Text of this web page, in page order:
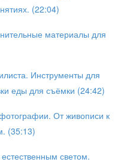
(22:04)
материалы для
Инструменты для
еды для съёмки (24:42)
От живописи к
(35:13)
светом.